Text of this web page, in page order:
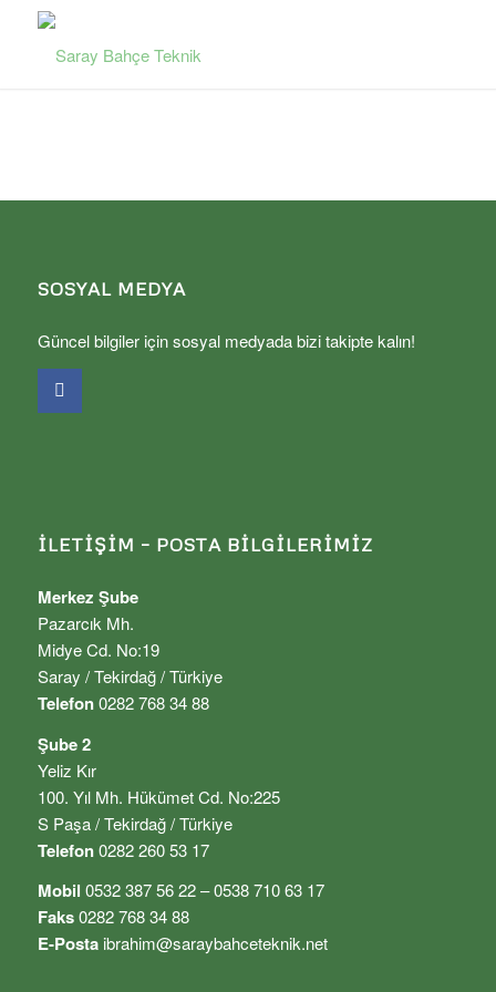
SOSYAL MEDYA
Güncel bilgiler için sosyal medyada bizi takipte kalın!
İLETIŞIM – POSTA BILGILERIMIZ
Merkez Şube
Pazarcık Mh.
Midye Cd. No:19
Saray / Tekirdağ / Türkiye
Telefon0282 768 34 88
Şube 2
Yeliz Kır
100. Yıl Mh. Hükümet Cd. No:225
S Paşa / Tekirdağ / Türkiye
Telefon0282 260 53 17
Mobil 0532 387 56 22 – 0538 710 63 17
Faks0282 768 34 88
E-Posta ibrahim@saraybahceteknik.net